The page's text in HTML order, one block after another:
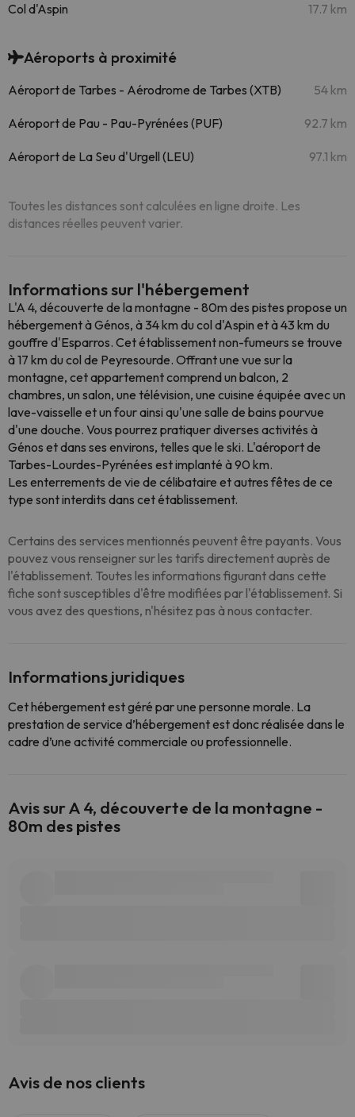
Col d'Aspin 17.7 km
Aéroports à proximité
Aéroport de Tarbes - Aérodrome de Tarbes (XTB) 54 km
Aéroport de Pau - Pau-Pyrénées (PUF) 92.7 km
Aéroport de La Seu d'Urgell (LEU) 97.1 km
Toutes les distances sont calculées en ligne droite. Les
distances réelles peuvent varier.
Informations sur l'hébergement
L'A 4, découverte de la montagne - 80m des pistes propose un
hébergement à Génos, à 34 km du col d'Aspin et à 43 km du
gouffre d'Esparros. Cet établissement non-fumeurs se trouve
à 17 km du col de Peyresourde. Offrant une vue sur la
montagne, cet appartement comprend un balcon, 2
chambres, un salon, une télévision, une cuisine équipée avec un
lave-vaisselle et un four ainsi qu'une salle de bains pourvue
d'une douche. Vous pourrez pratiquer diverses activités à
Génos et dans ses environs, telles que le ski. L'aéroport de
Tarbes-Lourdes-Pyrénées est implanté à 90 km.
Les enterrements de vie de célibataire et autres fêtes de ce
type sont interdits dans cet établissement.
Certains des services mentionnés peuvent être payants. Vous
pouvez vous renseigner sur les tarifs directement auprès de
l'établissement. Toutes les informations figurant dans cette
fiche sont susceptibles d'être modifiées par l'établissement. Si
vous avez des questions, n'hésitez pas à nous contacter.
Informations juridiques
Cet hébergement est géré par une personne morale. La
prestation de service d’hébergement est donc réalisée dans le
cadre d’une activité commerciale ou professionnelle.
Avis sur A 4, découverte de la montagne -
80m des pistes
Avis de nos clients